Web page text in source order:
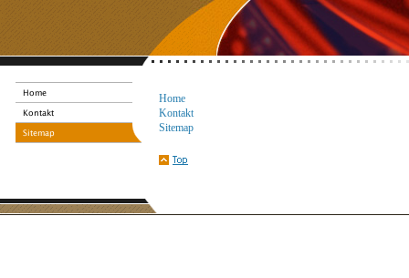
Home
Kontakt
Sitemap